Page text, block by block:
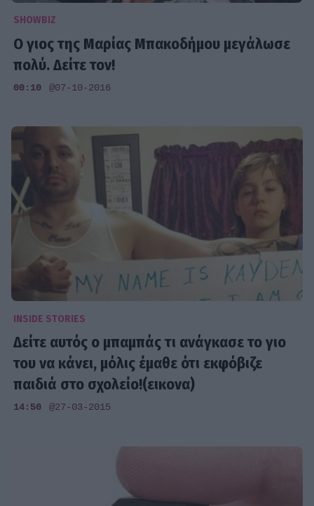
SHOWBIZ
Ο γιος της Μαρίας Μπακοδήμου μεγάλωσε
πολύ. Δείτε τον!
00:10 @07-10-2016
INSIDE STORIES
Δείτε αυτός ο μπαμπάς τι ανάγκασε το γιο
του να κάνει, μόλις έμαθε ότι εκφόβιζε
παιδιά στο σχολείο!(εικονα)
14:50 @27-03-2015